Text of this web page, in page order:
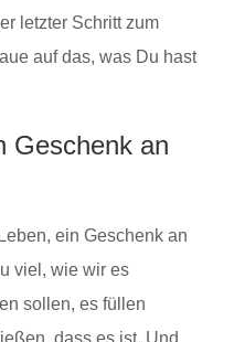
letzter Schritt zum
auf das, was Du hast
Geschenk an
ein Geschenk an
viel, wie wir es
sollen, es füllen